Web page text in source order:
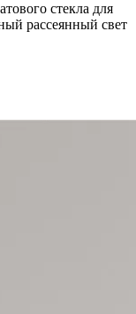
стекла для
рассеянный свет